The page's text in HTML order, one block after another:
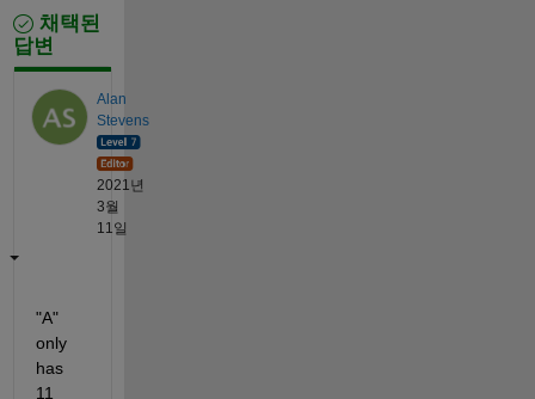
채택된
답변
Alan
Stevens
2021년
3월
11일
"A"
only
has
11